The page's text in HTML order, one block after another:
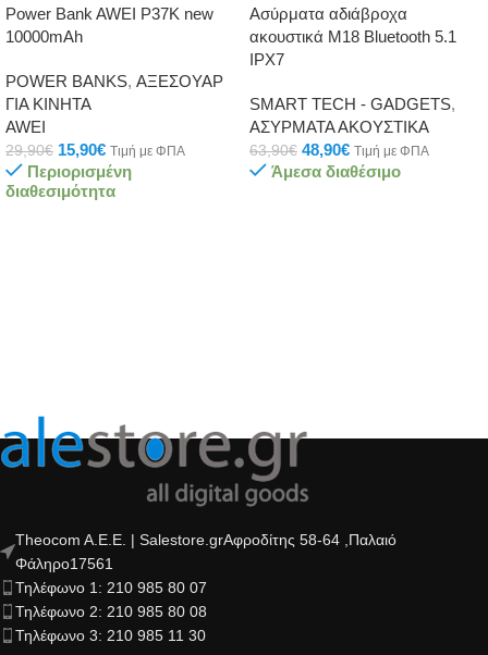
Power Bank AWEI P37K new
10000mAh
POWER BANKS, ΑΞΕΣΟΥΑΡ
ΓΙΑ ΚΙΝΗΤΑ
AWEI
29,90€ 15,90€ Τιμή με ΦΠΑ
Περιορισμένη
διαθεσιμότητα
Ασύρματα αδιάβροχα
ακουστικά M18 Bluetooth 5.1
IPX7
SMART TECH - GADGETS,
ΑΣΥΡΜΑΤΑ ΑΚΟΥΣΤΙΚΑ
63,90€ 48,90€ Τιμή με ΦΠΑ
Άμεσα διαθέσιμο
Theocom A.E.E. | Salestore.grΑφροδίτης 58-64 ,Παλαιό
Φάληρο17561
Τηλέφωνο 1: 210 985 80 07
Τηλέφωνο 2: 210 985 80 08
Τηλέφωνο 3: 210 985 11 30